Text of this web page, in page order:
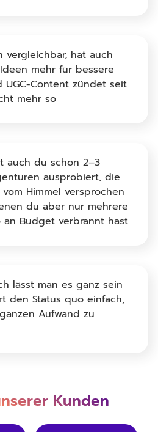
vergleichbar, hat auch
mehr für bessere
UGC-Content zündet seit
mehr so
auch du schon 2–3
ausprobiert, die
Himmel versprochen
du aber nur mehrere
an Budget verbrannt hast
lässt man es ganz sein
den Status quo einfach,
Aufwand zu
Kunden